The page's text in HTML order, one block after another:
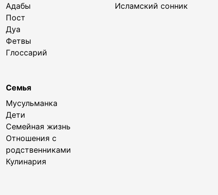
Адабы
Пост
Дуа
Фетвы
Глоссарий
Исламский сонник
Семья
Мусульманка
Дети
Семейная жизнь
Отношения с
родственниками
Кулинария